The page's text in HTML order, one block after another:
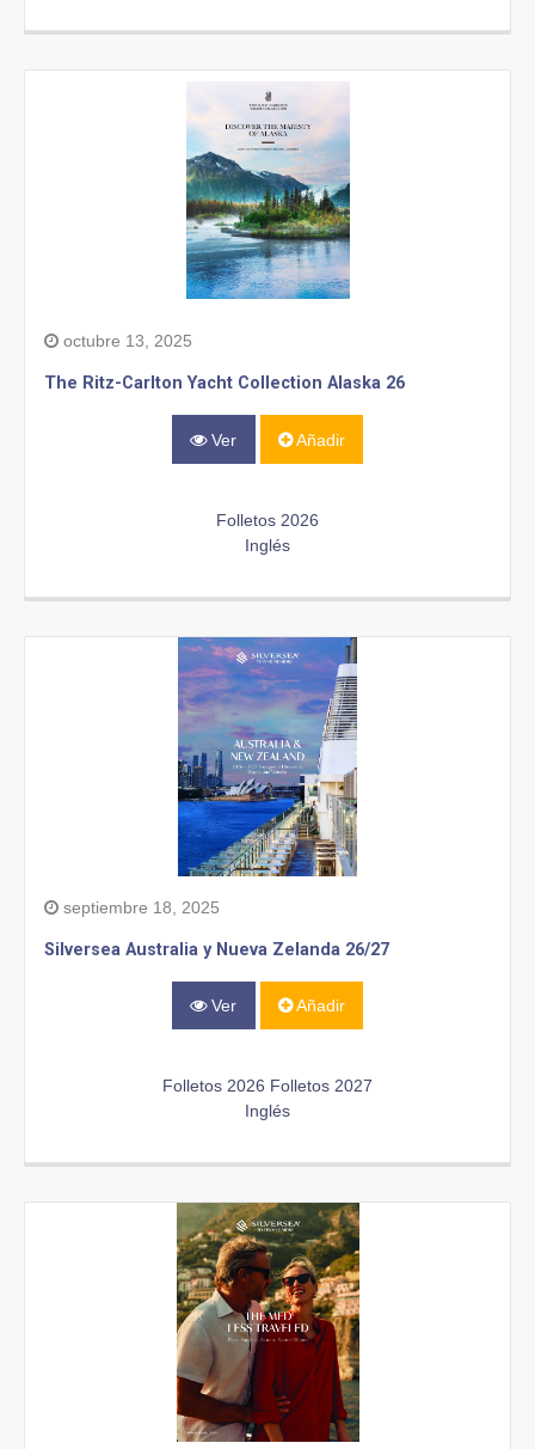
octubre 13, 2025
The Ritz-Carlton Yacht Collection Alaska 26
Ver Añadir
Folletos 2026
Inglés
septiembre 18, 2025
Silversea Australia y Nueva Zelanda 26/27
Ver Añadir
Folletos 2026 Folletos 2027
Inglés